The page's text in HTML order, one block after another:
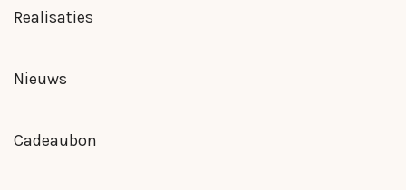
Realisaties
Nieuws
Cadeaubon